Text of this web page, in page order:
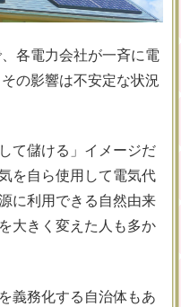
各電力会社が一斉に電
の影響は不安定な状況
て儲ける」イメージだ
を自ら使用して電気代
に利用できる自然由来
大きく変えた人も多か
義務化する自治体もあ